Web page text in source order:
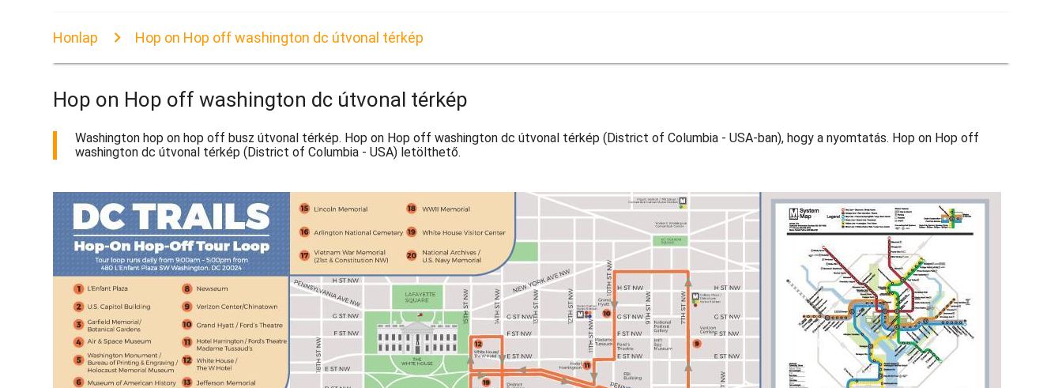
Honlap Hop on Hop off washington dc útvonal térkép
Hop on Hop off washington dc útvonal térkép
Washington hop on hop off busz útvonal térkép. Hop on Hop off washington dc útvonal térkép (District of Columbia - USA-ban), hogy a nyomtatás. Hop on Hop off
washington dc útvonal térkép (District of Columbia - USA) letölthető.